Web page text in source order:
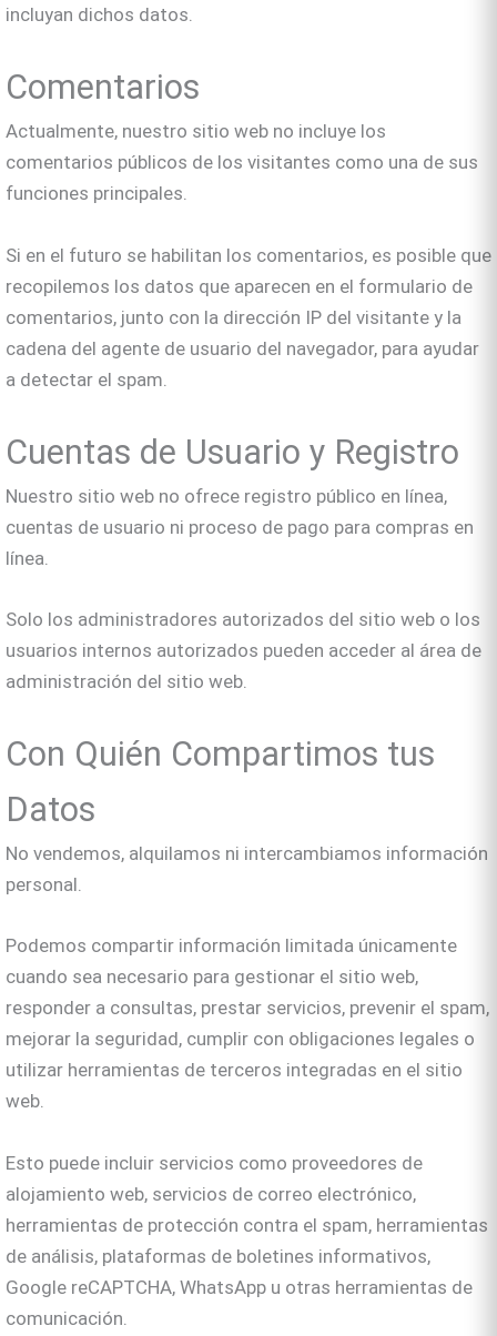
incluyan dichos datos.
Comentarios
Actualmente, nuestro sitio web no incluye los
comentarios públicos de los visitantes como una de sus
funciones principales.
Si en el futuro se habilitan los comentarios, es posible que
recopilemos los datos que aparecen en el formulario de
comentarios, junto con la dirección IP del visitante y la
cadena del agente de usuario del navegador, para ayudar
a detectar el spam.
Cuentas de Usuario y Registro
Nuestro sitio web no ofrece registro público en línea,
cuentas de usuario ni proceso de pago para compras en
línea.
Solo los administradores autorizados del sitio web o los
usuarios internos autorizados pueden acceder al área de
administración del sitio web.
Con Quién Compartimos tus
Datos
No vendemos, alquilamos ni intercambiamos información
personal.
Podemos compartir información limitada únicamente
cuando sea necesario para gestionar el sitio web,
responder a consultas, prestar servicios, prevenir el spam,
mejorar la seguridad, cumplir con obligaciones legales o
utilizar herramientas de terceros integradas en el sitio
web.
Esto puede incluir servicios como proveedores de
alojamiento web, servicios de correo electrónico,
herramientas de protección contra el spam, herramientas
de análisis, plataformas de boletines informativos,
Google reCAPTCHA, WhatsApp u otras herramientas de
comunicación.